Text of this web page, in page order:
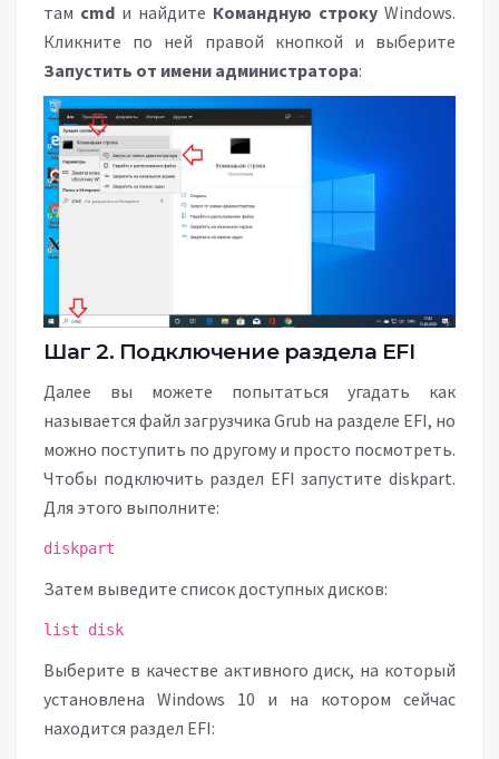
там cmd и найдите Командную строку Windows.
Кликните по ней правой кнопкой и выберите
Запустить от имени администратора:
Шаг 2. Подключение раздела EFI
Далее вы можете попытаться угадать как
называется файл загрузчика Grub на разделе EFI, но
можно поступить по другому и просто посмотреть.
Чтобы подключить раздел EFI запустите diskpart.
Для этого выполните:
diskpart
Затем выведите список доступных дисков:
list disk
Выберите в качестве активного диск, на который
установлена Windows 10 и на котором сейчас
находится раздел EFI: